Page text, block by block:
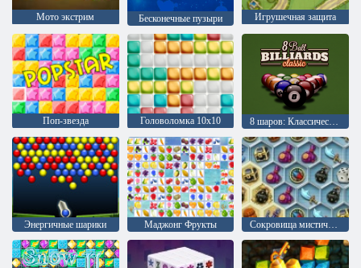
Мото экстрим Бесконечные пузыри Игрушечная защита
Поп-звезда Головоломка 10х10 8 шаров: Классический бильярд
Энергичные шарики Маджонг Фрукты Сокровища мистического моря